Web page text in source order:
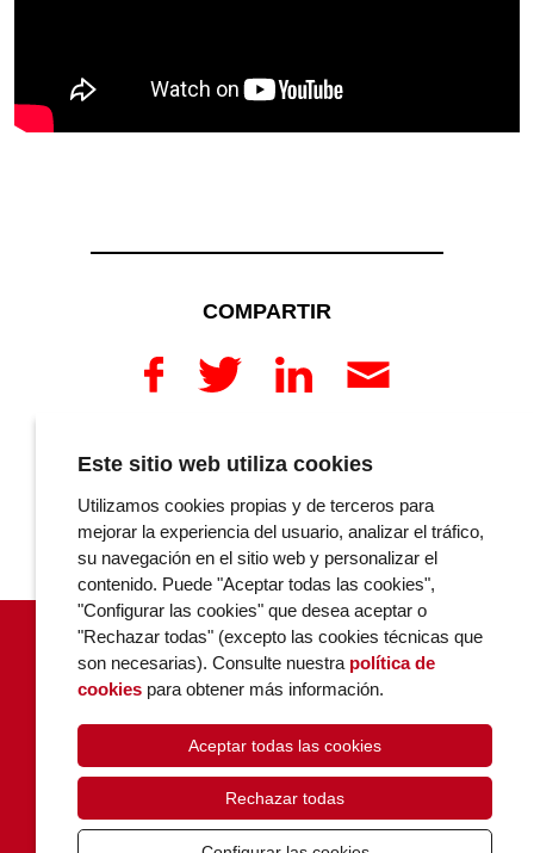
COMPARTIR
POLÍTICA DE COOKIES
CONTACTO
Este sitio web utiliza cookies
Utilizamos cookies propias y de terceros para
mejorar la experiencia del usuario, analizar el tráfico,
su navegación en el sitio web y personalizar el
contenido. Puede "Aceptar todas las cookies",
"Configurar las cookies" que desea aceptar o
"Rechazar todas" (excepto las cookies técnicas que
son necesarias). Consulte nuestra política de
cookies para obtener más información.
Aceptar todas las cookies
Rechazar todas